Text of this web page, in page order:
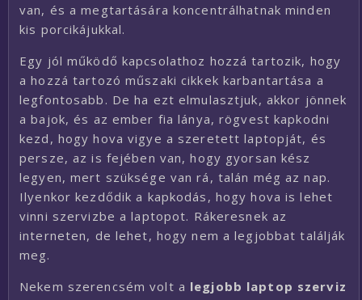
van, és a megtartására koncentrálhatnak minden
kis porcikájukkal.
Egy jól működő kapcsolathoz hozzá tartozik, hogy
a hozzá tartozó műszaki cikkek karbantartása a
legfontosabb. De ha ezt elmulasztjuk, akkor jönnek
a bajok, és az ember fia lánya, rögvest kapkodni
kezd, hogy hova vigye a szeretett laptopját, és
persze, az is fejében van, hogy gyorsan kész
legyen, mert szüksége van rá, talán még az nap.
Ilyenkor kezdődik a kapkodás, hogy hova is lehet
vinni szervizbe a laptopot. Rákeresnek az
interneten, de lehet, hogy nem a legjobbat találják
meg.
Nekem szerencsém volt a legjobb laptop szerviz